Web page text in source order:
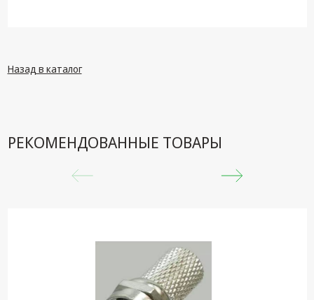
Назад в каталог
РЕКОМЕНДОВАННЫЕ ТОВАРЫ